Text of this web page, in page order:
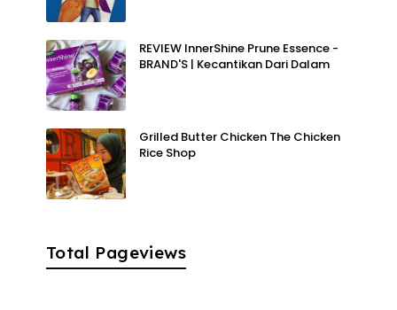
REVIEW InnerShine Prune Essence -
BRAND'S | Kecantikan Dari Dalam
Grilled Butter Chicken The Chicken
Rice Shop
Total Pageviews